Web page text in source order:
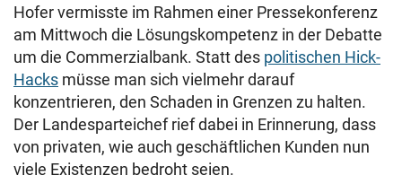
Hofer vermisste im Rahmen einer Pressekonferenz
am Mittwoch die Lösungskompetenz in der Debatte
um die Commerzialbank. Statt des politischen Hick-
Hacks müsse man sich vielmehr darauf
konzentrieren, den Schaden in Grenzen zu halten.
Der Landesparteichef rief dabei in Erinnerung, dass
von privaten, wie auch geschäftlichen Kunden nun
viele Existenzen bedroht seien.